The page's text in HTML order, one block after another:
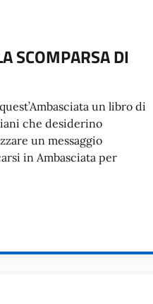
SCOMPARSA DI
un libro di
che desiderino
un messaggio
in Ambasciata per